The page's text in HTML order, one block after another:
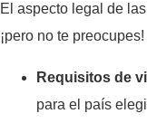
El aspecto legal de
¡pero no te
Requisitos de
para el país